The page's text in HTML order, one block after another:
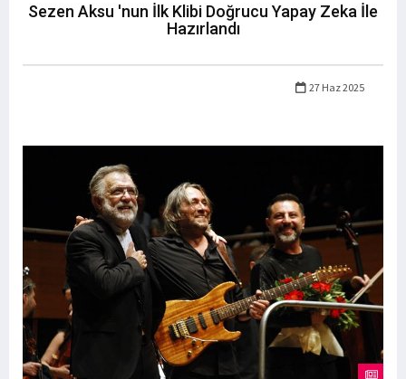
Sezen Aksu 'nun İlk Klibi Doğrucu Yapay Zeka İle
Hazırlandı
27 Haz 2025